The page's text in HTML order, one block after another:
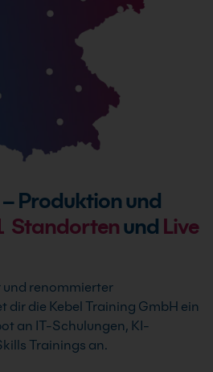
Produktion und
Standortenund Live
renommierter
dir die Kebel Training GmbH ein
an IT-Schulungen, KI-
Trainings an.